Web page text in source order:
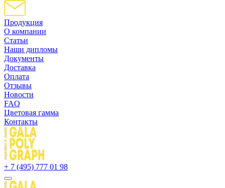
Продукция
О компании
Статьи
Наши дипломы
Документы
Доставка
Оплата
Отзывы
Новости
FAQ
Цветовая гамма
Контакты
+ 7 (495) 777 01 98